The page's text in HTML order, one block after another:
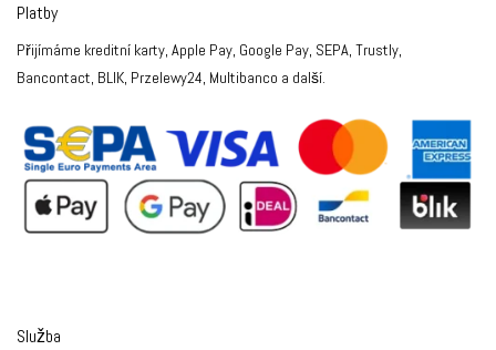
Služba
Platby
Přijímáme kreditní karty, Apple Pay, Google Pay, SEPA, Trustly,
Bancontact, BLIK, Przelewy24, Multibanco a další.